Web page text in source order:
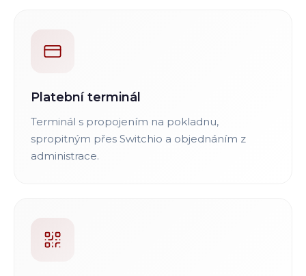
Platební terminál
Terminál s propojením na pokladnu,
spropitným přes Switchio a objednáním z
administrace.